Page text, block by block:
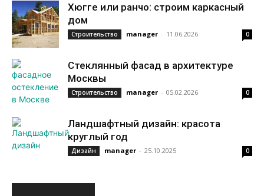
Хюгге или ранчо: строим каркасный
дом
Строительство manager - 11.06.2026 0
Стеклянный фасад в архитектуре
Москвы
Строительство manager - 05.02.2026 0
Ландшафтный дизайн: красота
круглый год
Дизайн manager - 25.10.2025 0